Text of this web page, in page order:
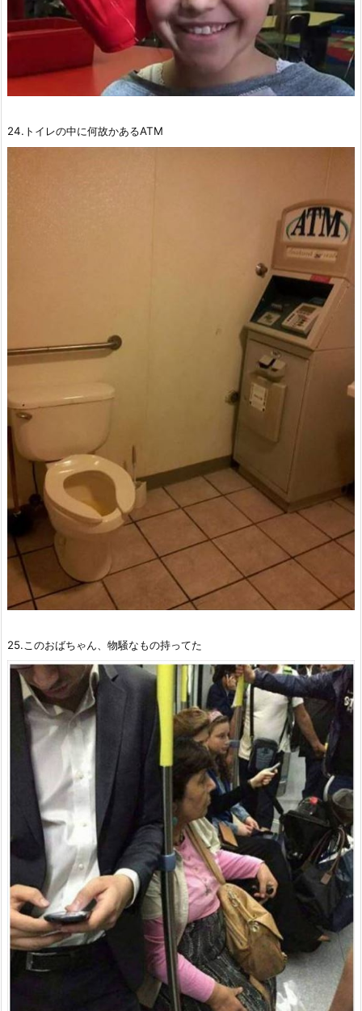
24.トイレの中に何故かあるATM
25.このおばちゃん、物騒なもの持ってた